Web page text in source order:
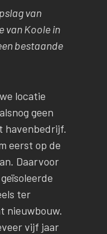
van
van Koole in
bestaande
locatie
geen
havenbedrijf.
eerst op de
Daarvoor
ter
nieuwbouw.
vijf jaar